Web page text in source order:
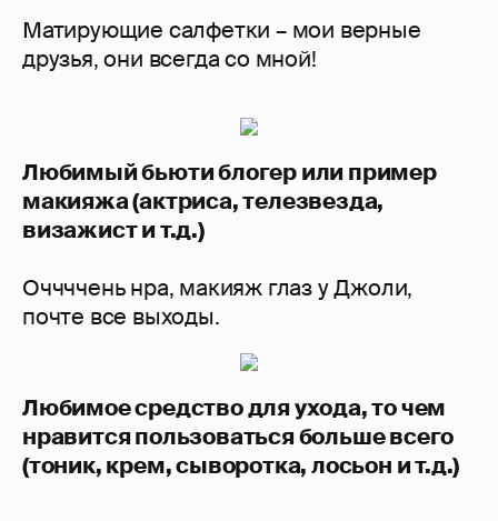
Матирующие салфетки – мои верные
друзья, они всегда со мной!
Любимый бьюти блогер или пример
макияжа (актриса, телезвезда,
визажист и т.д.)
Оччччень нра, макияж глаз у Джоли,
почте все выходы.
Любимое средство для ухода, то чем
нравится пользоваться больше всего
(тоник, крем, сыворотка, лосьон и т.д.)